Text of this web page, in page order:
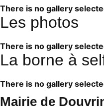
There is no gallery
Les photos
There is no gallery
La borne à
There is no gallery
Mairie de